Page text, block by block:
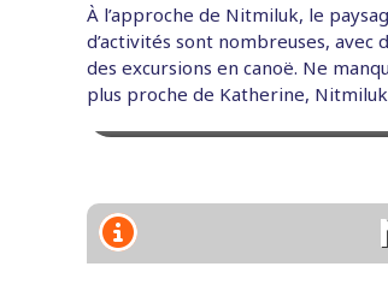
À l’approche de Nitmiluk, le
d’activités sont nombreuses,
des excursions en canoë. Ne
plus proche de Katherine,